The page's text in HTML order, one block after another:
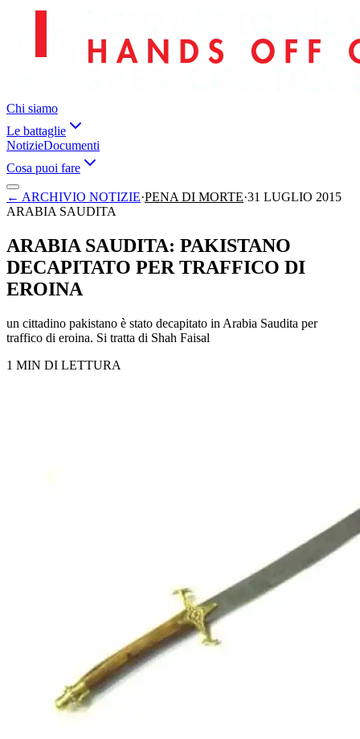
Chi siamo
Le battaglie
NotizieDocumenti
Cosa puoi fare
← ARCHIVIO NOTIZIE·PENA DI MORTE·31 LUGLIO 2015
ARABIA SAUDITA
ARABIA SAUDITA: PAKISTANO
DECAPITATO PER TRAFFICO DI
EROINA
un cittadino pakistano è stato decapitato in Arabia Saudita per
traffico di eroina. Si tratta di Shah Faisal
1 MIN DI LETTURA